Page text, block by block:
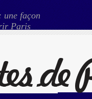
une façon
Paris